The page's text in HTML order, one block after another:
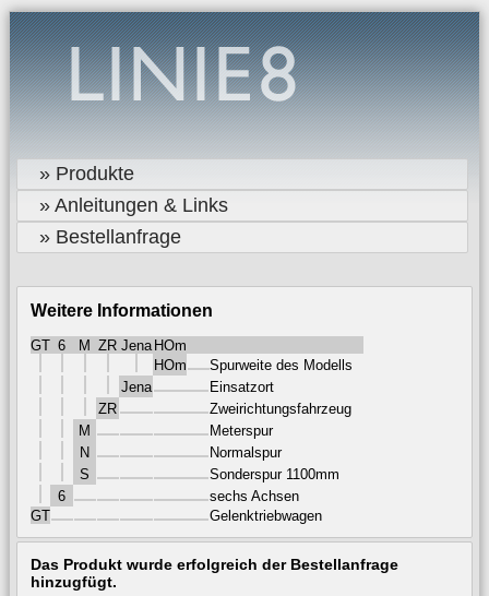
» Produkte
» Anleitungen & Links
» Bestellanfrage
Weitere Informationen
GT 6 M ZR Jena HOm
HOm
Spurweite des Modells
Jena
Einsatzort
ZR
Zweirichtungsfahrzeug
M
Meterspur
N
Normalspur
S
Sonderspur 1100mm
6
sechs Achsen
GT
Gelenktriebwagen
Das Produkt wurde erfolgreich der Bestellanfrage
hinzugfügt.